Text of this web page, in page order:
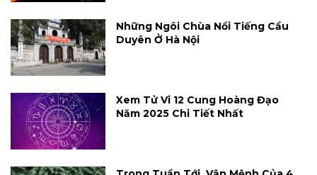
Những Ngôi Chùa Nổi Tiếng Cầu
Duyên Ở Hà Nội
Xem Tử Vi 12 Cung Hoàng Đạo
Năm 2025 Chi Tiết Nhất